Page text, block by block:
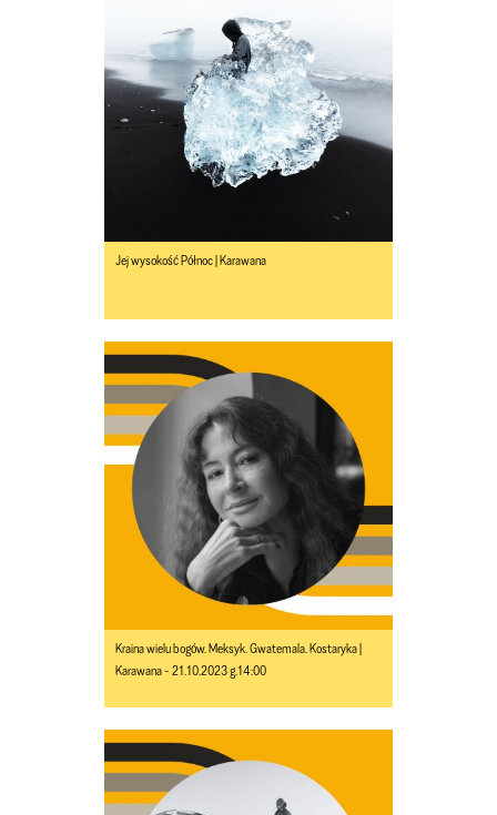
Jej wysokość Północ | Karawana
Kraina wielu bogów. Meksyk. Gwatemala. Kostaryka |
Karawana - 21.10.2023 g.14:00